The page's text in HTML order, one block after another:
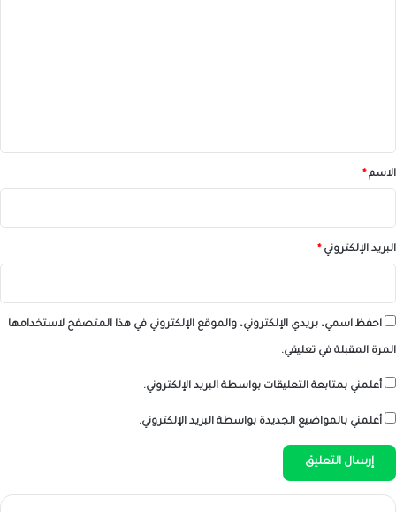
*الاسم*
البريد الإلكتروني*
احفظ اسمي، بريدي الإلكتروني، والموقع الإلكتروني في هذا المتصفح لاستخدامها
المرة المقبلة في تعليقي.
أعلمني بمتابعة التعليقات بواسطة البريد الإلكتروني.
أعلمني بالمواضيع الجديدة بواسطة البريد الإلكتروني.